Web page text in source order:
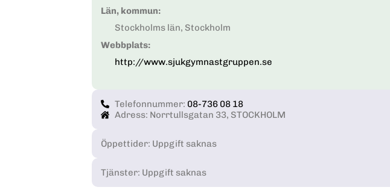
Län, kommun:
Stockholms län, Stockholm
Webbplats:
http://www.sjukgymnastgruppen.se
Telefonnummer: 08-736 08 18
Adress: Norrtullsgatan 33, STOCKHOLM
Öppettider: Uppgift saknas
Tjänster: Uppgift saknas